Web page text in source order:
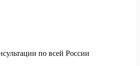
по всей России